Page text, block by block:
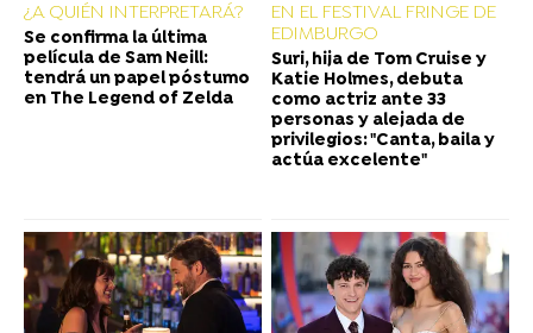
¿A QUIÉN INTERPRETARÁ?
Se confirma la última
película de Sam Neill:
tendrá un papel póstumo
en The Legend of Zelda
EN EL FESTIVAL FRINGE DE
EDIMBURGO
Suri, hija de Tom Cruise y
Katie Holmes, debuta
como actriz ante 33
personas y alejada de
privilegios: "Canta, baila y
actúa excelente"